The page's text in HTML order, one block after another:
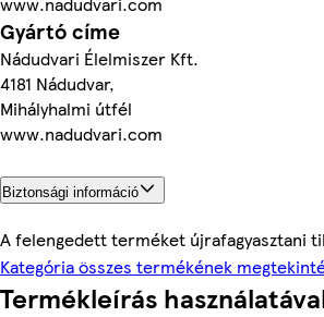
Gyártó címe
Nádudvari Élelmiszer Kft.
4181 Nádudvar,
Mihályhalmi útfél
www.nadudvari.com
Biztonsági információ
A felengedett terméket újrafagyasztani
Kategória összes termékének
Termékleírás